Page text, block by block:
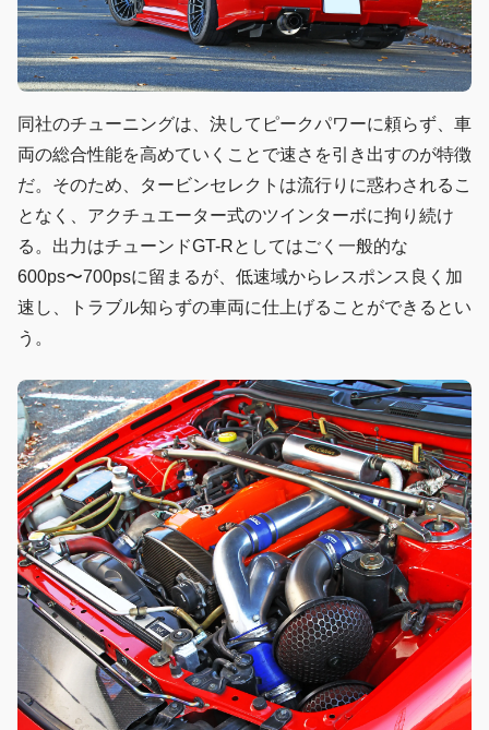
同社のチューニングは、決してピークパワーに頼らず、車
両の総合性能を高めていくことで速さを引き出すのが特徴
だ。そのため、タービンセレクトは流行りに惑わされるこ
となく、アクチュエーター式のツインターボに拘り続け
る。出力はチューンドGT-Rとしてはごく一般的な
600ps〜700psに留まるが、低速域からレスポンス良く加
速し、トラブル知らずの車両に仕上げることができるとい
う。